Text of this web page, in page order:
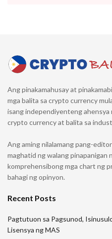
Ang pinakamahusay at
mga balita sa crypto currency
isang independiyenteng ahensya
crypto currency at balita sa
Ang aming nilalamang pang-
maghatid ng walang pinapanigan
komprehensibong mga chart ng
bahagi ng opinyon.
Recent Posts
Pagtutuon sa Pagsunod,
Lisensya ng MAS